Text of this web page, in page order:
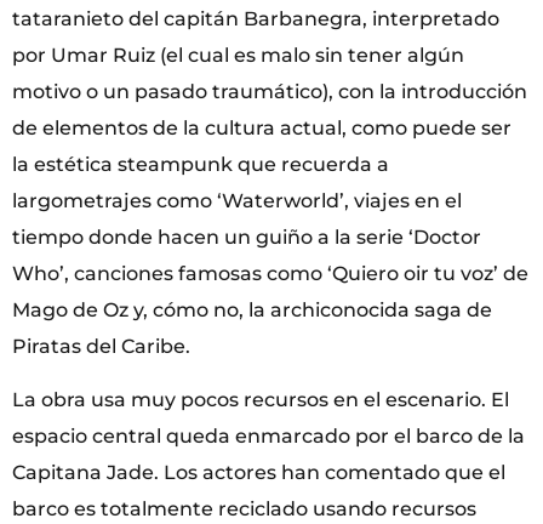
tataranieto del capitán Barbanegra, interpretado
por Umar Ruiz (el cual es malo sin tener algún
motivo o un pasado traumático), con la introducción
de elementos de la cultura actual, como puede ser
la estética steampunk que recuerda a
largometrajes como ‘Waterworld’, viajes en el
tiempo donde hacen un guiño a la serie ‘Doctor
Who’, canciones famosas como ‘Quiero oir tu voz’ de
Mago de Oz y, cómo no, la archiconocida saga de
Piratas del Caribe.
La obra usa muy pocos recursos en el escenario. El
espacio central queda enmarcado por el barco de la
Capitana Jade. Los actores han comentado que el
barco es totalmente reciclado usando recursos